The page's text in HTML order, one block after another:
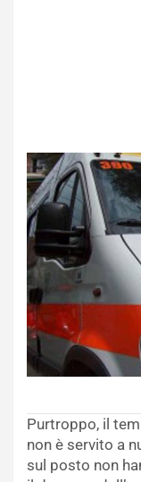
Purtroppo, il
non è servito a
sul posto non